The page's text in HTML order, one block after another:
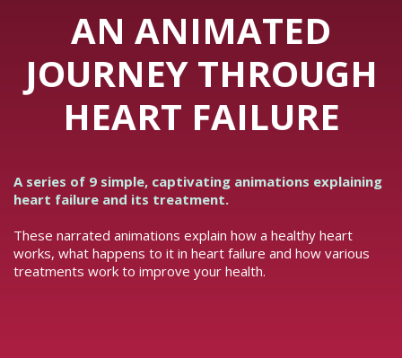
AN ANIMATED
JOURNEY THROUGH
HEART FAILURE
A series of 9 simple, captivating animations explaining
heart failure and its treatment.
These narrated animations explain how a healthy heart
works, what happens to it in heart failure and how various
treatments work to improve your health.